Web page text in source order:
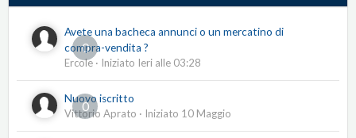
0
Avete una bacheca annunci o un mercatino di
compra-vendita ?
Ercole · Iniziato Ieri alle 03:28
0
Nuovo iscritto
Vittorio Aprato · Iniziato 10 Maggio